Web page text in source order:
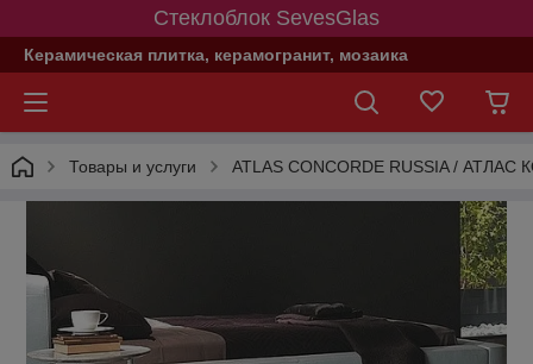
Стеклоблок SevesGlas
Керамическая плитка, керамогранит, мозаика
Товары и услуги ATLAS CONCORDE RUSSIA /